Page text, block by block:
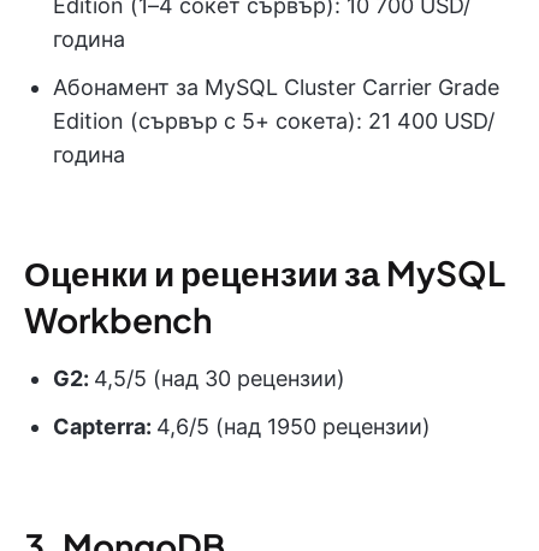
Edition (1–4 сокет сървър): 10 700 USD/
година
Абонамент за MySQL Cluster Carrier Grade
Edition (сървър с 5+ сокета): 21 400 USD/
година
Оценки и рецензии за MySQL
Workbench
G2: 4,5/5 (над 30 рецензии)
Capterra: 4,6/5 (над 1950 рецензии)